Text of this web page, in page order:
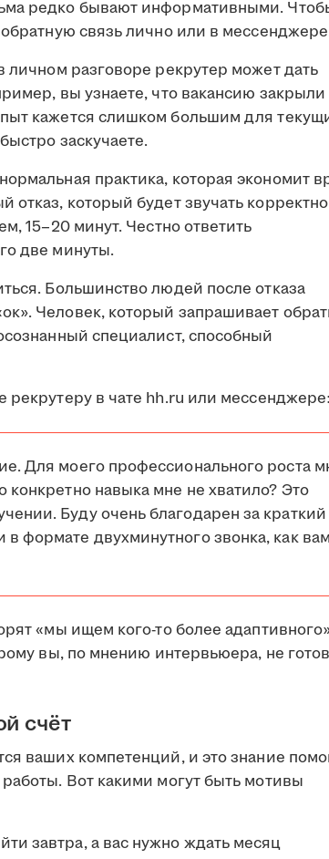
редко бывают информативными.
связь лично или в
личном разговоре рекрутер может дать
вы узнаете, что вакансию закрыли
кажется слишком большим для
заскучаете.
практика, которая экономит
который будет звучать корректно
15–20 минут. Честно ответить
две минуты.
Большинство людей после отказа
Человек, который запрашивает
специалист, способный
рекрутеру в чате hh.ru или мессенджере:
Для моего профессионального роста
конкретно навыка мне не хватило? Это
Буду очень благодарен за краткий
формате двухминутного звонка, как вам
«мы ищем кого-то более
вы, по мнению интервьюера, не
счёт
ваших компетенций, и это знание
Вот какими могут быть мотивы
завтра, а вас нужно ждать месяц